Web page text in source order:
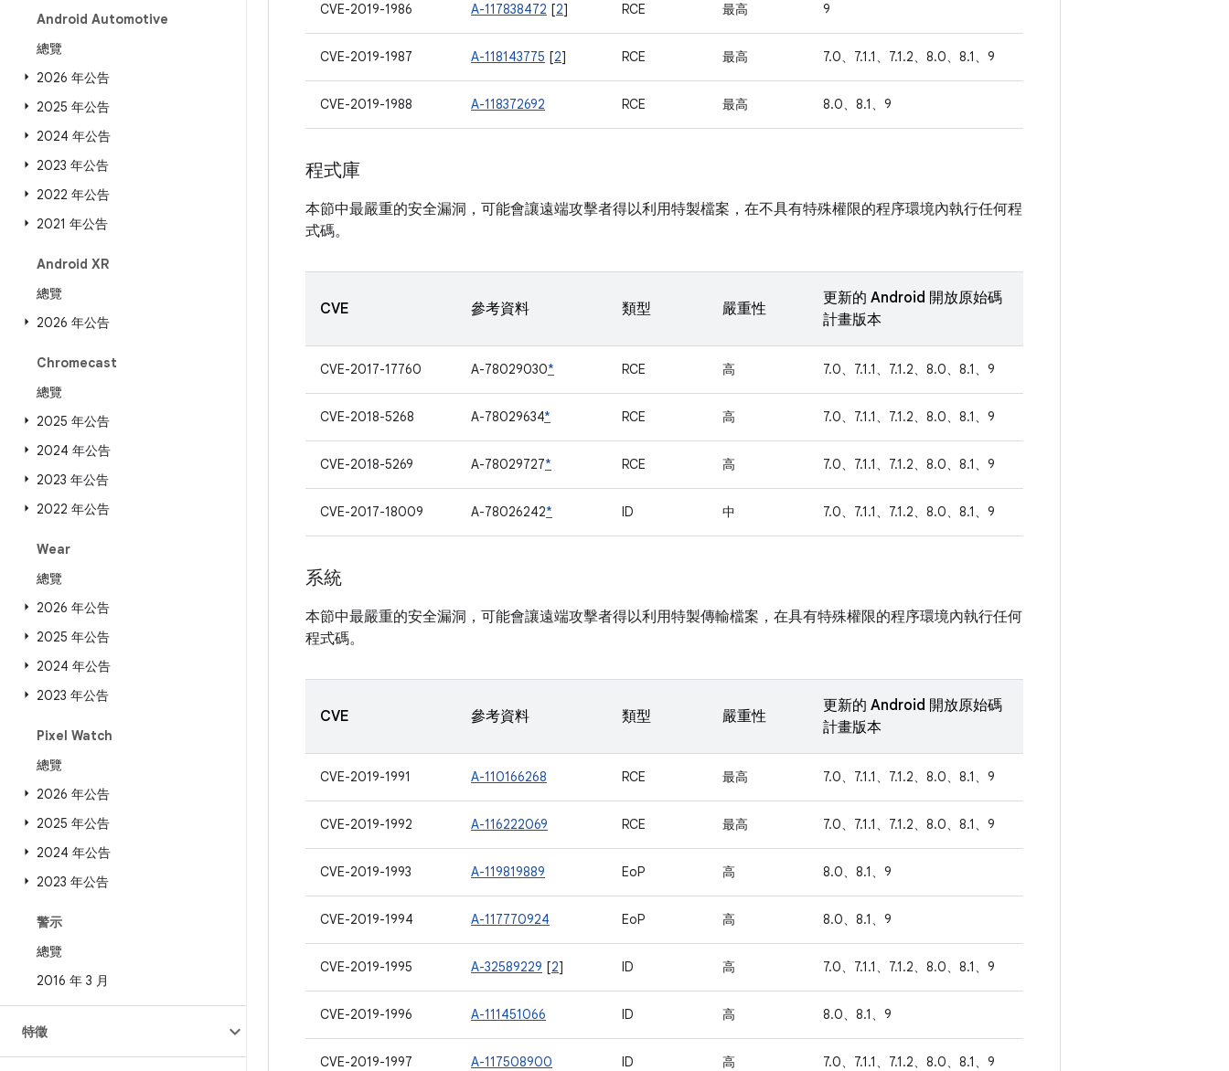
Android Automotive
總覽
2026 年公告
2025 年公告
2024 年公告
2023 年公告
2022 年公告
2021 年公告
Android XR
總覽
2026 年公告
Chromecast
總覽
2025 年公告
2024 年公告
2023 年公告
2022 年公告
Wear
總覽
2026 年公告
2025 年公告
2024 年公告
2023 年公告
Pixel Watch
總覽
2026 年公告
2025 年公告
2024 年公告
2023 年公告
警示
總覽
2016 年 3 月
特徵
CVE-2019-1986 A-117838472 [2] RCE 最高 9
CVE-2019-1987 A-118143775 [2] RCE 最高 7.0、7.1.1、7.1.2、8.0、8.1、9
CVE-2019-1988 A-118372692 RCE 最高 8.0、8.1、9
程式庫
本節中最嚴重的安全漏洞，可能會讓遠端攻擊者得以利用特製檔案，在不具有特殊權限的程序環境內執行任何程
式碼。
CVE 參考資料 類型 嚴重性
更新的 Android 開放原始碼
計畫版本
CVE-2017-17760 A-78029030* RCE 高 7.0、7.1.1、7.1.2、8.0、8.1、9
CVE-2018-5268 A-78029634* RCE 高 7.0、7.1.1、7.1.2、8.0、8.1、9
CVE-2018-5269 A-78029727* RCE 高 7.0、7.1.1、7.1.2、8.0、8.1、9
CVE-2017-18009 A-78026242* ID 中 7.0、7.1.1、7.1.2、8.0、8.1、9
系統
本節中最嚴重的安全漏洞，可能會讓遠端攻擊者得以利用特製傳輸檔案，在具有特殊權限的程序環境內執行任何
程式碼。
CVE 參考資料 類型 嚴重性
更新的 Android 開放原始碼
計畫版本
CVE-2019-1991 A-110166268 RCE 最高 7.0、7.1.1、7.1.2、8.0、8.1、9
CVE-2019-1992 A-116222069 RCE 最高 7.0、7.1.1、7.1.2、8.0、8.1、9
CVE-2019-1993 A-119819889 EoP 高 8.0、8.1、9
CVE-2019-1994 A-117770924 EoP 高 8.0、8.1、9
CVE-2019-1995 A-32589229 [2] ID 高 7.0、7.1.1、7.1.2、8.0、8.1、9
CVE-2019-1996 A-111451066 ID 高 8.0、8.1、9
CVE-2019-1997 A-117508900 ID 高 7.0、7.1.1、7.1.2、8.0、8.1、9